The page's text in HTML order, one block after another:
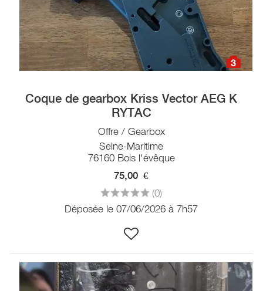
3
Coque de gearbox Kriss Vector AEG K
RYTAC
Offre / Gearbox
Seine-Maritime
76160 Bois l'évêque
75,00 €
(0)
Déposée le 07/06/2026 à 7h57